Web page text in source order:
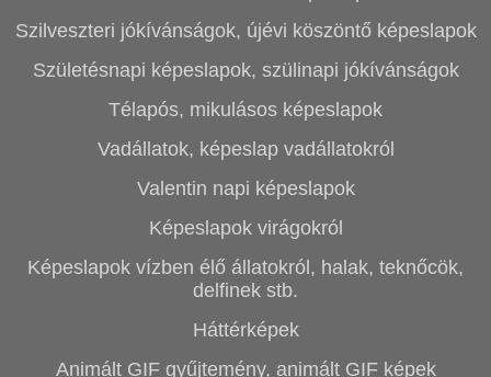
Szilveszteri jókívánságok, újévi köszöntő képeslapok
Születésnapi képeslapok, szülinapi jókívánságok
Télapós, mikulásos képeslapok
Vadállatok, képeslap vadállatokról
Valentin napi képeslapok
Képeslapok virágokról
Képeslapok vízben élő állatokról, halak, teknőcök,
delfinek stb.
Háttérképek
Animált GIF gyűjtemény, animált GIF képek